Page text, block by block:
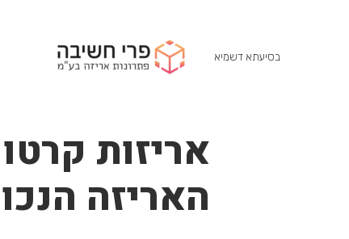
בסיעתא דשמיא
אריזות
האריזה